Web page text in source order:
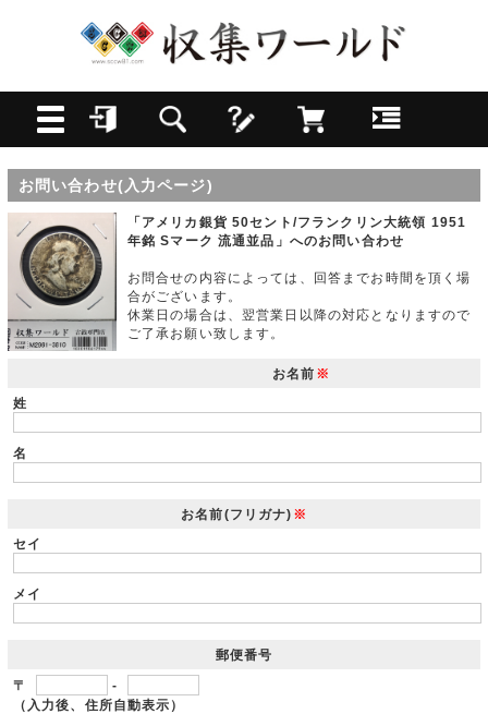
お問い合わせ(入力ページ)
「アメリカ銀貨 50セント/フランクリン大統領 1951
年銘 Sマーク 流通並品」へのお問い合わせ
お問合せの内容によっては、回答までお時間を頂く場
合がございます。
休業日の場合は、翌営業日以降の対応となりますので
ご了承お願い致します。
お名前 ※
姓
名
お名前(フリガナ) ※
セイ
メイ
郵便番号
〒
-
（入力後、住所自動表示）